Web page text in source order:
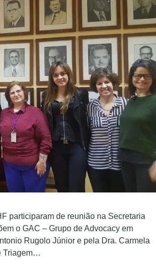
participaram de reunião na Secretaria
o GAC – Grupo de Advocacy em
Rugolo Júnior e pela Dra. Carmela
Triagem…